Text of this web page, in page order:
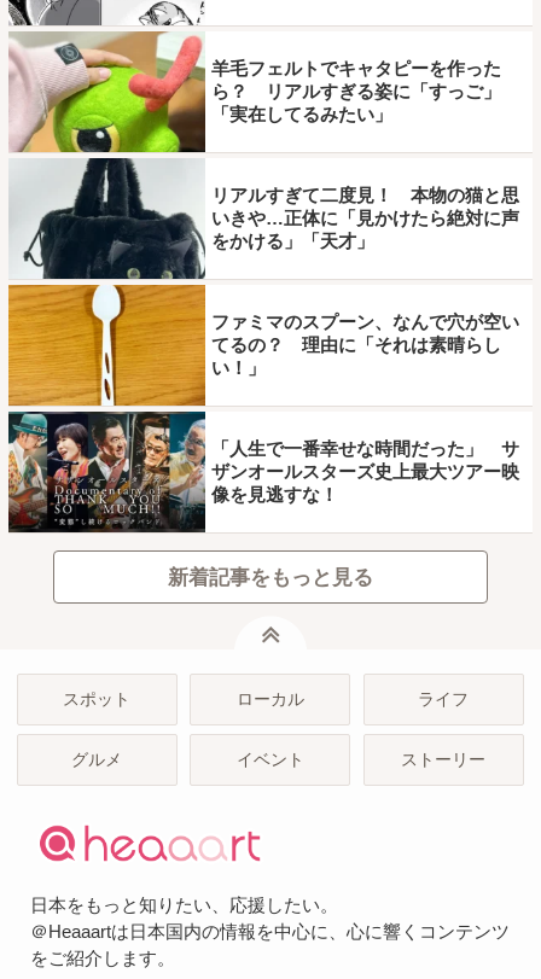
羊毛フェルトでキャタピーを作った
ら？ リアルすぎる姿に「すっご」
「実在してるみたい」
リアルすぎて二度見！ 本物の猫と思
いきや…正体に「見かけたら絶対に声
をかける」「天才」
ファミマのスプーン、なんで穴が空い
てるの？ 理由に「それは素晴らし
い！」
「人生で一番幸せな時間だった」 サ
ザンオールスターズ史上最大ツアー映
像を見逃すな！
新着記事をもっと見る
スポット ローカル ライフ
グルメ イベント ストーリー
日本をもっと知りたい、応援したい。
＠Heaaartは日本国内の情報を中心に、心に響くコンテンツ
をご紹介します。